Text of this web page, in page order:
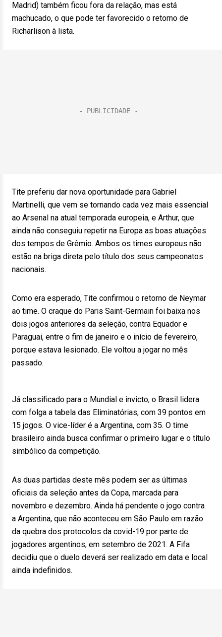
Madrid) também ficou fora da relação, mas está
machucado, o que pode ter favorecido o retorno de
Richarlison à lista.
Tite preferiu dar nova oportunidade para Gabriel
Martinelli, que vem se tornando cada vez mais essencial
ao Arsenal na atual temporada europeia, e Arthur, que
ainda não conseguiu repetir na Europa as boas atuações
dos tempos de Grêmio. Ambos os times europeus não
estão na briga direta pelo título dos seus campeonatos
nacionais.
Como era esperado, Tite confirmou o retorno de Neymar
ao time. O craque do Paris Saint-Germain foi baixa nos
dois jogos anteriores da seleção, contra Equador e
Paraguai, entre o fim de janeiro e o início de fevereiro,
porque estava lesionado. Ele voltou a jogar no mês
passado.
Já classificado para o Mundial e invicto, o Brasil lidera
com folga a tabela das Eliminatórias, com 39 pontos em
15 jogos. O vice-líder é a Argentina, com 35. O time
brasileiro ainda busca confirmar o primeiro lugar e o título
simbólico da competição.
As duas partidas deste mês podem ser as últimas
oficiais da seleção antes da Copa, marcada para
novembro e dezembro. Ainda há pendente o jogo contra
a Argentina, que não aconteceu em São Paulo em razão
da quebra dos protocolos da covid-19 por parte de
jogadores argentinos, em setembro de 2021. A Fifa
decidiu que o duelo deverá ser realizado em data e local
ainda indefinidos.